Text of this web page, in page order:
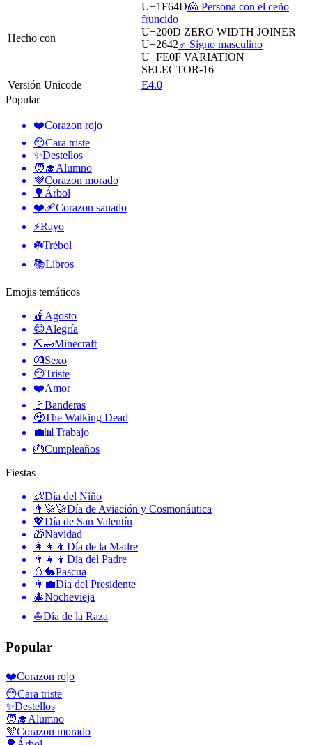
Hecho con
U+1F64D🙍 Persona con el ceño
fruncido
U+200D ZERO WIDTH JOINER
U+2642♂️ Signo masculino
U+FE0F VARIATION
SELECTOR-16
Versión Unicode
E4.0
Popular
❤️Corazon rojo
😔Cara triste
✨Destellos
🧑‍🎓Alumno
💜Corazon morado
🌳 Árbol
❤️‍🩹Corazon sanado
⚡Rayo
☘️Trébol
📚Libros
Emojis temáticos
🍎 Agosto
😄Alegría
⛏🧱Minecraft
💏Sexo
😔Triste
❤️Amor
🚩Banderas
🧟The Walking Dead
💼📊 Trabajo
🎂Cumpleaños
Fiestas
👶Día del Niño
👨‍🚀🚀Día de Aviación y Cosmonáutica
💖Día de San Valentín
🎁Navidad
👩‍👧‍👦 Día de la Madre
👨‍👧‍👦 Día del Padre
🥚🐇Pascua
👨‍💼Día del Presidente
🎄Nochevieja
⛵️Día de la Raza
Popular
❤️Corazon rojo
😔Cara triste
✨Destellos
🧑‍🎓Alumno
💜Corazon morado